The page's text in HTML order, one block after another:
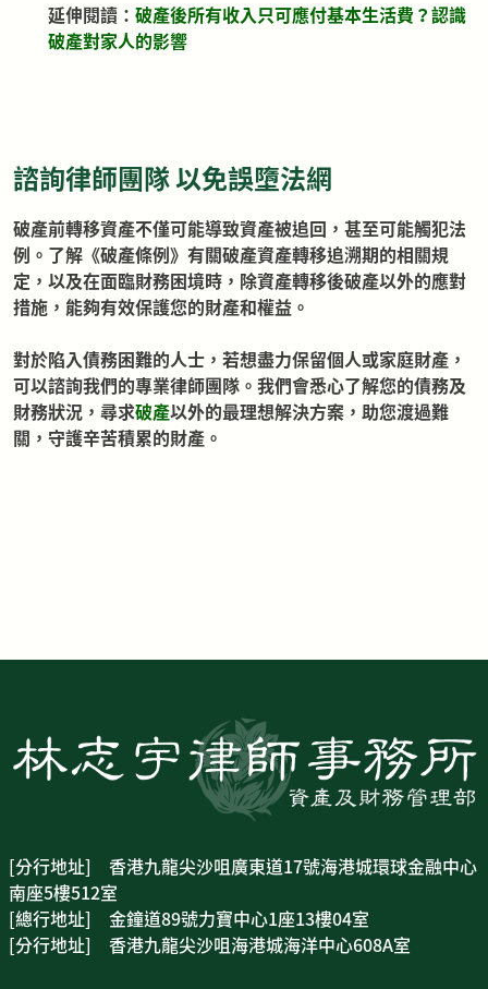
延伸閱讀： 破產後所有收入只可應付基本生活費？認識
破產對家人的影響
諮詢律師團隊 以免誤墮法網
破產前轉移資產不僅可能導致資產被追回，甚至可能觸犯法
例。了解《破產條例》有關破產資產轉移追溯期的相關規
定，以及在面臨財務困境時，除資產轉移後破產以外的應對
措施，能夠有效保護您的財產和權益。
對於陷入債務困難的人士，若想盡力保留個人或家庭財產，
可以諮詢我們的專業律師團隊。我們會悉心了解您的債務及
財務狀況，尋求破產以外的最理想解決方案，助您渡過難
關，守護辛苦積累的財產。
[分行地址] 香港九龍尖沙咀廣東道17號海港城環球金融中心
南座5樓512室
[總行地址] 金鐘道89號力寶中心1座13樓04室
[分行地址] 香港九龍尖沙咀海港城海洋中心608A室